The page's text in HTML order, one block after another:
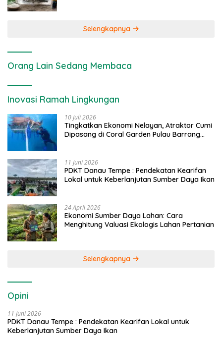
Selengkapnya
Orang Lain Sedang Membaca
Inovasi Ramah Lingkungan
10 Juli 2026
Tingkatkan Ekonomi Nelayan, Atraktor Cumi
Dipasang di Coral Garden Pulau Barrang
11 Juni 2026
PDKT Danau Tempe : Pendekatan Kearifan
Lokal untuk Keberlanjutan Sumber Daya Ikan
24 April 2026
Ekonomi Sumber Daya Lahan: Cara
Menghitung Valuasi Ekologis Lahan Pertanian
Selengkapnya
Opini
11 Juni 2026
PDKT Danau Tempe : Pendekatan Kearifan Lokal untuk
Keberlanjutan Sumber Daya Ikan